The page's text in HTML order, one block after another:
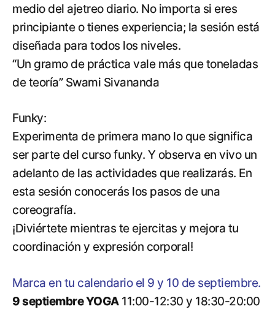
medio del ajetreo diario. No importa si eres
principiante o tienes experiencia; la sesión está
diseñada para todos los niveles.
“Un gramo de práctica vale más que toneladas
de teoría” Swami Sivananda
Funky:
Experimenta de primera mano lo que significa
ser parte del curso funky. Y observa en vivo un
adelanto de las actividades que realizarás. En
esta sesión conocerás los pasos de una
coreografía.
¡Diviértete mientras te ejercitas y mejora tu
coordinación y expresión corporal!
Marca en tu calendario el 9 y 10 de septiembre.
9 septiembre YOGA11:00-12:30 y 18:30-20:00